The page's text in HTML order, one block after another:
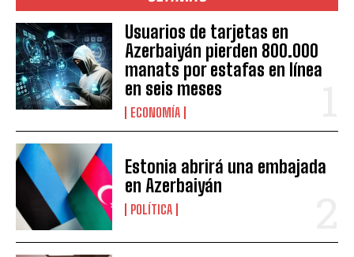
Usuarios de tarjetas en
Azerbaiyán pierden 800.000
manats por estafas en línea
en seis meses
ECONOMÍA
Estonia abrirá una embajada
en Azerbaiyán
POLÍTICA